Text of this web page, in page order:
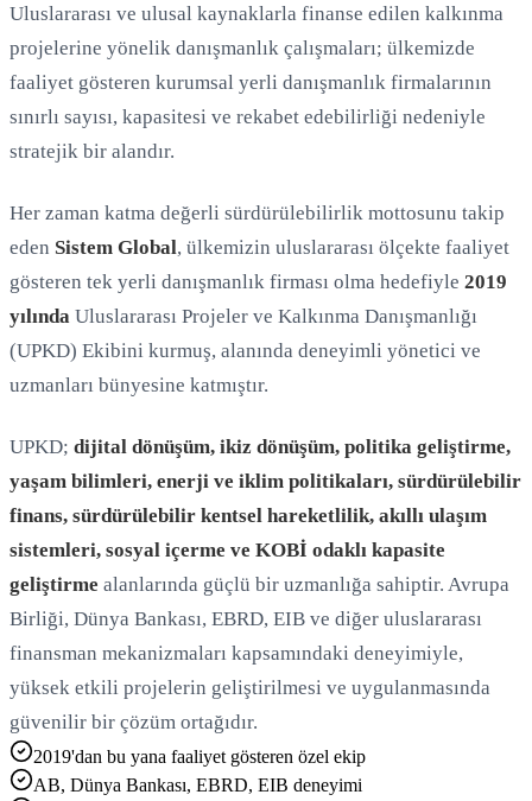
Uluslararası ve ulusal kaynaklarla finanse edilen kalkınma
projelerine yönelik danışmanlık çalışmaları; ülkemizde
faaliyet gösteren kurumsal yerli danışmanlık firmalarının
sınırlı sayısı, kapasitesi ve rekabet edebilirliği nedeniyle
stratejik bir alandır.
Her zaman katma değerli sürdürülebilirlik mottosunu takip
eden Sistem Global, ülkemizin uluslararası ölçekte faaliyet
gösteren tek yerli danışmanlık firması olma hedefiyle 2019
yılında Uluslararası Projeler ve Kalkınma Danışmanlığı
(UPKD) Ekibini kurmuş, alanında deneyimli yönetici ve
uzmanları bünyesine katmıştır.
UPKD; dijital dönüşüm, ikiz dönüşüm, politika geliştirme,
yaşam bilimleri, enerji ve iklim politikaları, sürdürülebilir
finans, sürdürülebilir kentsel hareketlilik, akıllı ulaşım
sistemleri, sosyal içerme ve KOBİ odaklı kapasite
geliştirme alanlarında güçlü bir uzmanlığa sahiptir. Avrupa
Birliği, Dünya Bankası, EBRD, EIB ve diğer uluslararası
finansman mekanizmaları kapsamındaki deneyimiyle,
yüksek etkili projelerin geliştirilmesi ve uygulanmasında
güvenilir bir çözüm ortağıdır.
2019'dan bu yana faaliyet gösteren özel ekip
AB, Dünya Bankası, EBRD, EIB deneyimi